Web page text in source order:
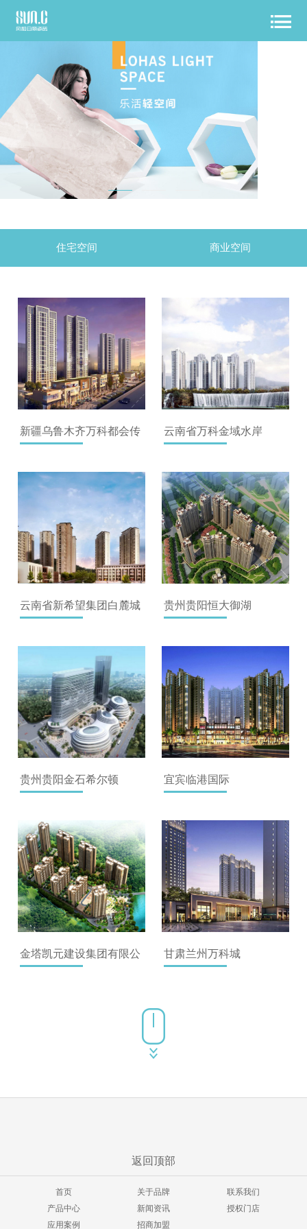
住宅空间 商业空间
新疆乌鲁木齐万科都会传
奇
云南省万科金域水岸
云南省新希望集团白麓城 贵州贵阳恒大御湖
贵州贵阳金石希尔顿 宜宾临港国际
金塔凯元建设集团有限公
司
甘肃兰州万科城
返回顶部
首页 关于品牌
联系我们
产品中心
新闻资讯
授权门店
应用案例
招商加盟